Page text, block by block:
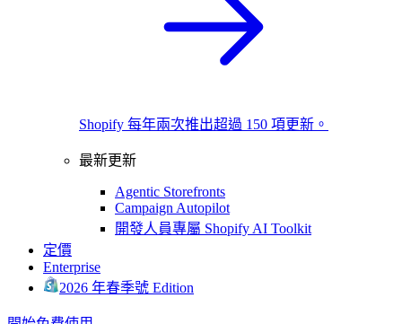
Shopify 每年兩次推出超過 150 項更新。
最新更新
Agentic Storefronts
Campaign Autopilot
開發人員專屬 Shopify AI Toolkit
定價
Enterprise
2026 年春季號 Edition